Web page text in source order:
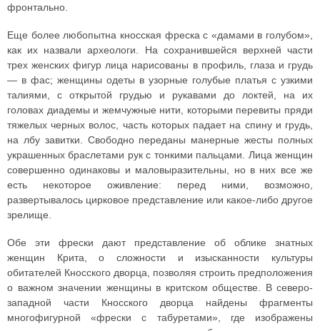
фронтально.
Еще более любопытна кносская фреска с «дамами в голубом»,
как их назвали археологи. На сохранившейся верхней части
трех женских фигур лица нарисованы в профиль, глаза и грудь
— в фас; женщины одеты в узорные голубые платья с узкими
талиями, с открытой грудью и рукавами до локтей, на их
головах диадемы и жемчужные нити, которыми перевиты пряди
тяжелых черных волос, часть которых падает на спину и грудь,
на лбу завитки. Свободно переданы манерные жесты полных
украшенных браслетами рук с тонкими пальцами. Лица женщин
совершенно одинаковы и маловыразительны, но в них все же
есть некоторое оживление: перед ними, возможно,
развертывалось цирковое представление или какое-либо другое
зрелище.
Обе эти фрески дают представление об облике знатных
женщин Крита, о сложности и изысканности культуры
обитателей Кносского дворца, позволяя строить предположения
о важном значении женщины в критском обществе. В северо-
западной части Кносского дворца найдены фрагменты
многофигурной «фрески с табуретами», где изображены